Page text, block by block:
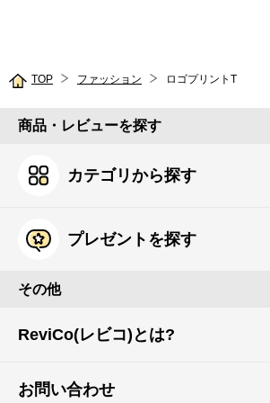
TOP ファッション ロゴプリントT
商品・レビューを探す
カテゴリから探す
プレゼントを探す
その他
ReviCo(レビコ)とは?
お問い合わせ